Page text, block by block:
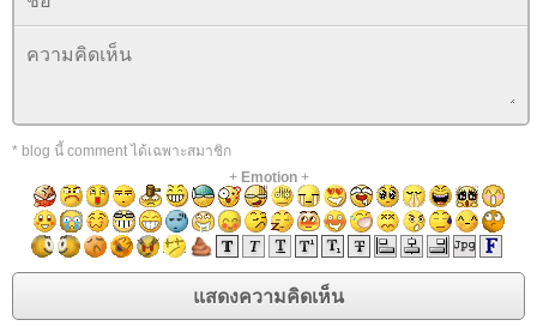
* blog นี้ comment ได้เฉพาะสมาชิก
+ Emotion+